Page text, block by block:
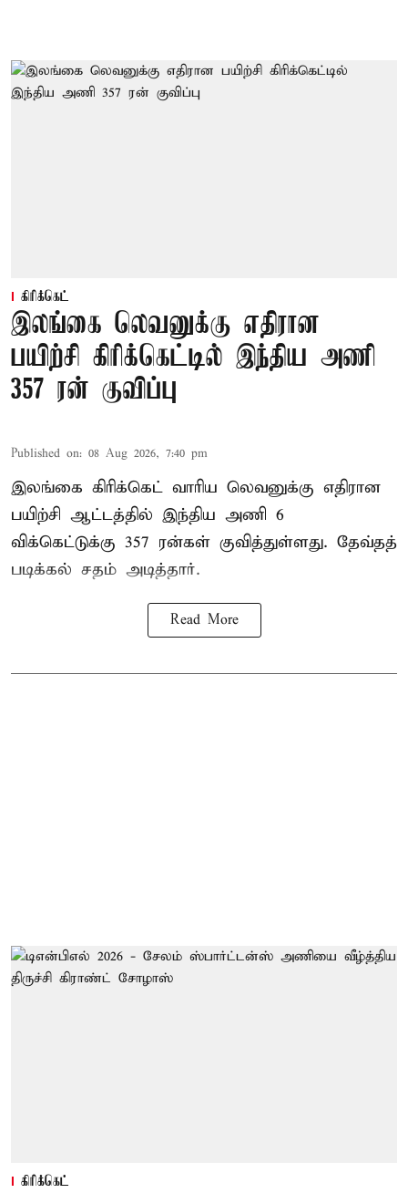
கிரிக்கெட்
இலங்கை லெவனுக்கு எதிரான
பயிற்சி கிரிக்கெட்டில் இந்திய அணி
357 ரன் குவிப்பு
Published on: 08 Aug 2026, 7:40 pm
இலங்கை கிரிக்கெட் வாரிய லெவனுக்கு எதிரான
பயிற்சி ஆட்டத்தில் இந்திய அணி 6
விக்கெட்டுக்கு 357 ரன்கள் குவித்துள்ளது. தேவ்தத்
படிக்கல் சதம் அடித்தார்.
Read More
கிரிக்கெட்